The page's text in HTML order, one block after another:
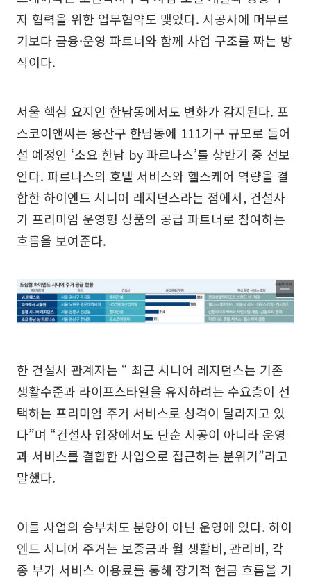
자 협력을 위한 업무협약도 맺었다. 시공사에 머무르
기보다 금융·운영 파트너와 함께 사업 구조를 짜는 방
식이다.
서울 핵심 요지인 한남동에서도 변화가 감지된다. 포
스코이앤씨는 용산구 한남동에 111가구 규모로 들어
설 예정인 ‘소요 한남 by 파르나스’를 상반기 중 선보
인다. 파르나스의 호텔 서비스와 헬스케어 역량을 결
합한 하이엔드 시니어 레지던스라는 점에서, 건설사
가 프리미엄 운영형 상품의 공급 파트너로 참여하는
흐름을 보여준다.
한 건설사 관계자는 “ 최근 시니어 레지던스는 기존
생활수준과 라이프스타일을 유지하려는 수요층이 선
택하는 프리미엄 주거 서비스로 성격이 달라지고 있
다”며 “건설사 입장에서도 단순 시공이 아니라 운영
과 서비스를 결합한 사업으로 접근하는 분위기”라고
말했다.
이들 사업의 승부처도 분양이 아닌 운영에 있다. 하이
엔드 시니어 주거는 보증금과 월 생활비, 관리비, 각
종 부가 서비스 이용료를 통해 장기적 현금 흐름을 기